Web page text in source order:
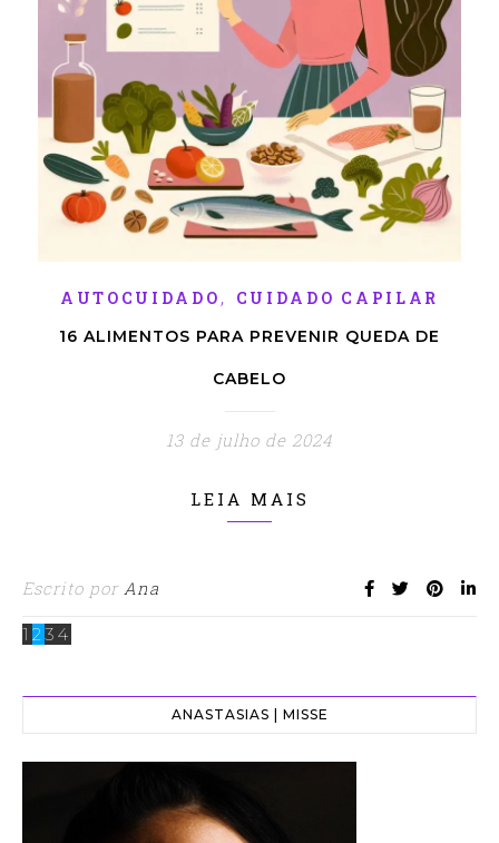
AUTOCUIDADO , CUIDADO CAPILAR
16 ALIMENTOS PARA PREVENIR QUEDA DE
CABELO
13 de julho de 2024
LEIA MAIS
Escrito por Ana
1 23 4
ANASTASIAS | MISSE